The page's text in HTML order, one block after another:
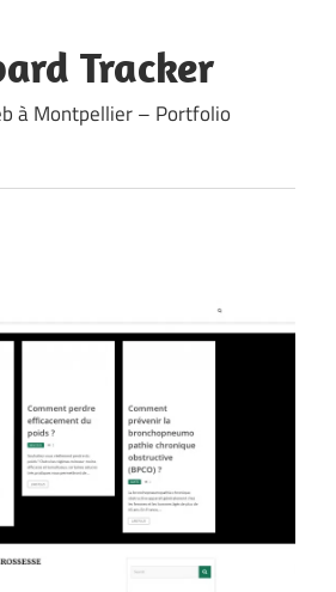
Tracker
à Montpellier – Portfolio